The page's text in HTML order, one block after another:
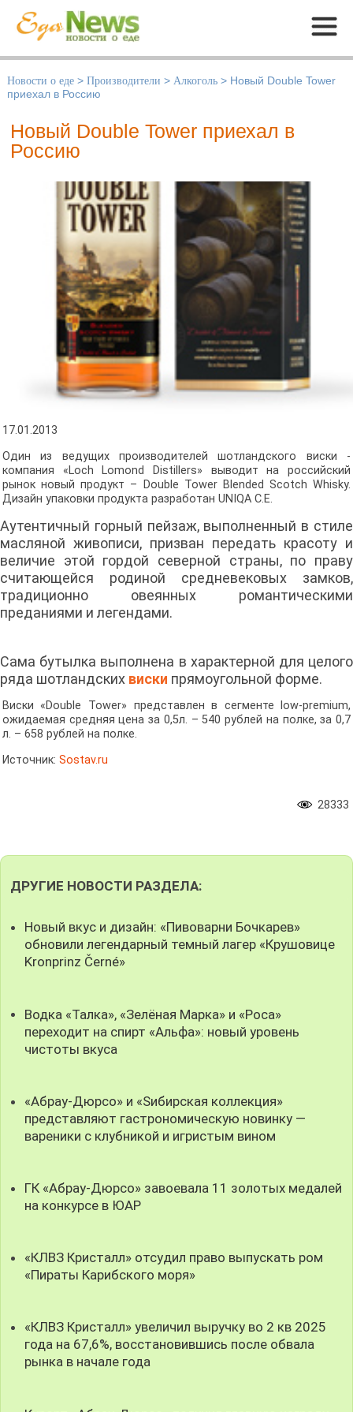
Меню
Новости о еде > Производители > Алкоголь > Новый Double Tower
приехал в Россию
Новый Double Tower приехал в
Россию
17.01.2013
Один из ведущих производителей шотландского виски -
компания «Loch Lomond Distillers» выводит на российский
рынок новый продукт – Double Tower Blended Scotch Whisky.
Дизайн упаковки продукта разработан UNIQA C.E.
Аутентичный горный пейзаж, выполненный в стиле
масляной живописи, призван передать красоту и
величие этой гордой северной страны, по праву
считающейся родиной средневековых замков,
традиционно овеянных романтическими
преданиями и легендами.
Сама бутылка выполнена в характерной для целого
ряда шотландских виски прямоугольной форме.
Виски «Double Tower» представлен в сегменте low-premium,
ожидаемая средняя цена за 0,5л. – 540 рублей на полке, за 0,7
л. – 658 рублей на полке.
Источник: Sostav.ru
28333
ДРУГИЕ НОВОСТИ РАЗДЕЛА:
Новый вкус и дизайн: «Пивоварни Бочкарев»
обновили легендарный темный лагер «Крушовице
Kronprinz Černé»
Водка «Талка», «Зелёная Марка» и «Роса»
переходит на спирт «Альфа»: новый уровень
чистоты вкуса
«Абрау-Дюрсо» и «Sибирская коллекция»
представляют гастрономическую новинку —
вареники с клубникой и игристым вином
ГК «Абрау-Дюрсо» завоевала 11 золотых медалей
на конкурсе в ЮАР
«КЛВЗ Кристалл» отсудил право выпускать ром
«Пираты Карибского моря»
«КЛВЗ Кристалл» увеличил выручку во 2 кв 2025
года на 67,6%, восстановившись после обвала
рынка в начале года